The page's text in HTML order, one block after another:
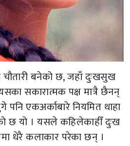
चौतारी बनेको छ, जहाँ दुःखसुख
सकारात्मक पक्ष मात्रै छैनन्
एकअर्काबारे नियमित थाहा
छ यो । यसले कहिलेकाहीँ दुःख
धेरै कलाकार परेका छन् ।